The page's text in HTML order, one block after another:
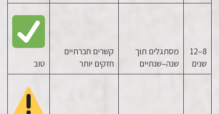
8–12
שנים
מסתגלים תוך
שנה–שנתיים
קשרים חברתיים
חזקים יותר
טוב